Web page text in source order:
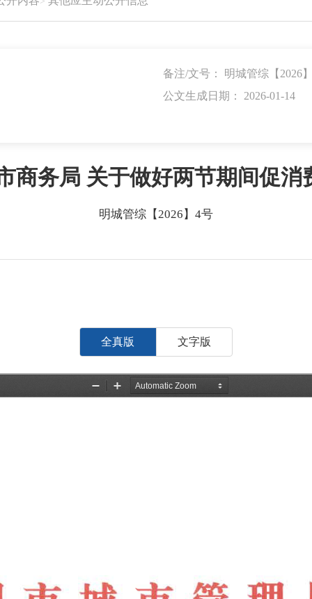
备注/文号： 明城管综【2026
公文生成日期： 2026-01-14
商务局 关于做好两节期间促
明城管综【2026】4号
全真版 文字版